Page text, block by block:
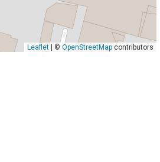
Leaflet| © OpenStreetMapcontributors